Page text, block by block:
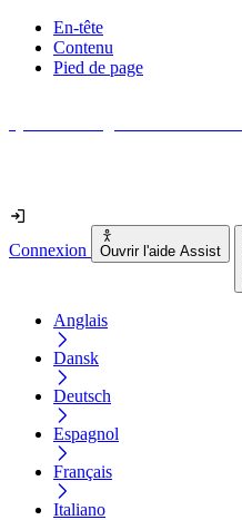
En-tête
Contenu
Pied de page
Connexion Ouvrir l'aide Assist
Anglais
Dansk
Deutsch
Espagnol
Français
Italiano